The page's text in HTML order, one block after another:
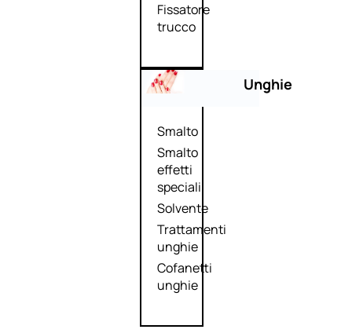
Fissatore
trucco
Unghie
Smalto
Smalto
effetti
speciali
Solvente
Trattamenti
unghie
Cofanetti
unghie